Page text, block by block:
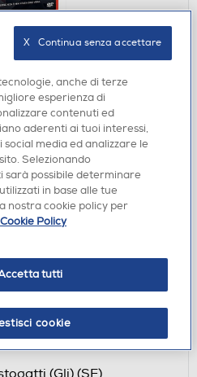
You See Me 2
verifica
AGGIUNGI
(Gli) (SE)
anche di terze
esperienza di
contenuti ed
aderenti ai tuoi interessi,
media ed analizzare le
Selezionando
sarà possibile determinare
in base alle tue
nostra cookie policy per
Cookie Policy
tutti
cookie
X   Continua senza accettare